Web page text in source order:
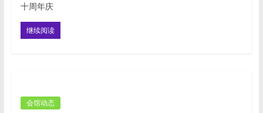
十周年庆
继续阅读
会馆动态